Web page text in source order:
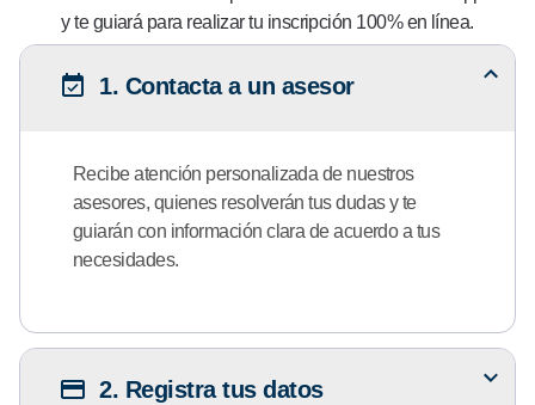
y te guiará para realizar tu inscripción 100% en línea.
1. Contacta a un asesor
Recibe atención personalizada de nuestros
asesores, quienes resolverán tus dudas y te
guiarán con información clara de acuerdo a tus
necesidades.
2. Registra tus datos